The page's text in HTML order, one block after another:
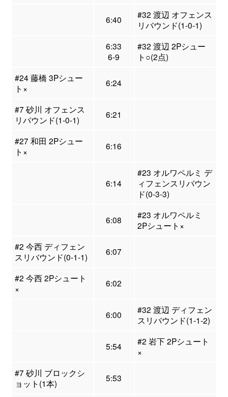
6:40
#32 渡辺 オフェンス
リバウンド(1-0-1)
6:33
6-9
#32 渡辺 2Pシュー
ト○(2点)
#24 藤橋 3Pシュー
ト×
6:24
#7 砂川 オフェンス
リバウンド(1-0-1)
6:21
#27 和田 2Pシュー
ト×
6:16
6:14
#23 オルワペルミ デ
ィフェンスリバウン
ド(0-3-3)
6:08
#23 オルワペルミ
2Pシュート×
#2 今西 ディフェン
スリバウンド(0-1-1)
6:07
#2 今西 2Pシュート
×
6:02
6:00
#32 渡辺 ディフェン
スリバウンド(1-1-2)
5:54
#2 岩下 2Pシュート
×
#7 砂川 ブロックシ
ョット(1本)
5:53